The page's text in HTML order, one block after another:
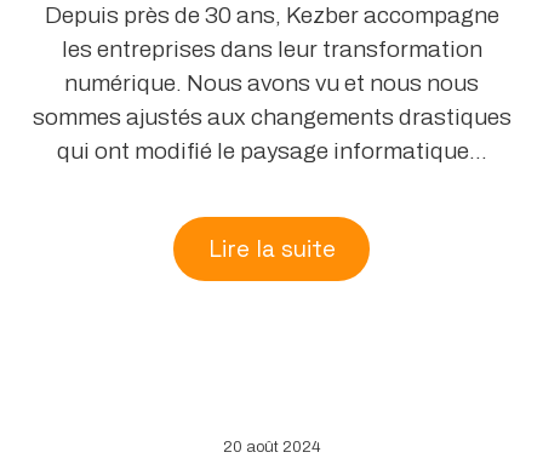
Depuis près de 30 ans, Kezber accompagne
les entreprises dans leur transformation
numérique. Nous avons vu et nous nous
sommes ajustés aux changements drastiques
qui ont modifié le paysage informatique...
Lire la suite
20 août 2024